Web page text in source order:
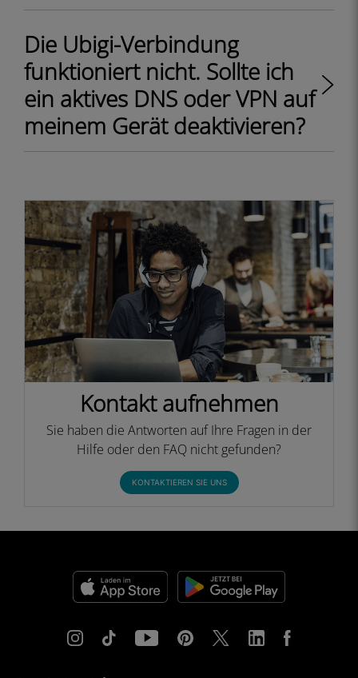
Die Ubigi-Verbindung
funktioniert nicht. Sollte ich
ein aktives DNS oder VPN auf
meinem Gerät deaktivieren?
Kontakt aufnehmen
Sie haben die Antworten auf Ihre Fragen in der
Hilfe oder den FAQ nicht gefunden?
KONTAKTIEREN SIE UNS